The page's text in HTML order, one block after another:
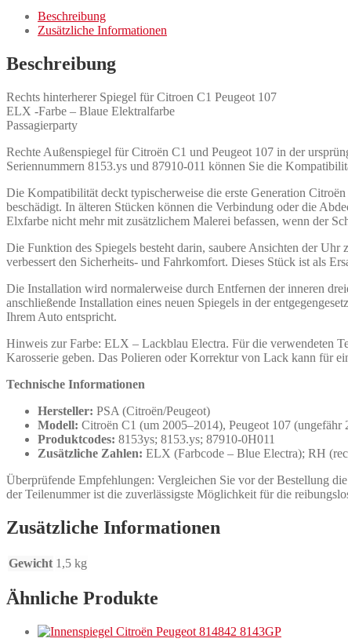
Beschreibung
Zusätzliche Informationen
Beschreibung
Rechts hinterherer Spiegel für Citroen C1 Peugeot 107
ELX -Farbe – Blaue Elektralfarbe
Passagierparty
Rechte Außenspiegel für Citroën C1 und Peugeot 107 in der
Seriennummern 8153.ys und 87910-011 können Sie die
Die Kompatibilität deckt typischerweise die erste Generation
beschädigt. In älteren Stücken können die Verbindung oder die
Elxfarbe nicht mehr mit zusätzlichem Malerei befassen, wenn der
Die Funktion des Spiegels besteht darin, saubere Ansichten der
verbessert den Sicherheits- und Fahrkomfort. Dieses Stück ist als
Die Installation wird normalerweise durch Entfernen der inneren
anschließende Installation eines neuen Spiegels in der
Ihrem Auto entspricht.
Hinweis zur Farbe: ELX – Lackblau Electra. Für die verwendeten
Karosserie geben. Das Polieren oder Korrektur von Lack kann für
Technische Informationen
Hersteller: PSA (Citroën/Peugeot)
Modell: Citroën C1 (um 2005–2014), Peugeot 107 (ungefähr
Produktcodes: 8153ys; 8153.ys; 87910-0H011
Zusätzliche Zahlen: ELX (Farbcode – Blue Electra); RH
Überprüfende Empfehlungen: Vergleichen Sie vor der Bestellung
der Teilenummer ist die zuverlässigste Möglichkeit für die
Zusätzliche Informationen
Gewicht 1,5 kg
Ähnliche Produkte